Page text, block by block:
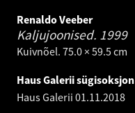
Renaldo Veeber
Kaljujoonised. 1999
Kuivnõel. 75.0 × 59.5 cm
Haus Galerii sügisoksjon
Haus Galerii 01.11.2018